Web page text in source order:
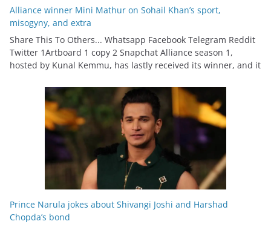
Alliance winner Mini Mathur on Sohail Khan’s sport,
misogyny, and extra
Share This To Others... Whatsapp Facebook Telegram Reddit
Twitter 1Artboard 1 copy 2 Snapchat Alliance season 1,
hosted by Kunal Kemmu, has lastly received its winner, and it
Prince Narula jokes about Shivangi Joshi and Harshad
Chopda’s bond